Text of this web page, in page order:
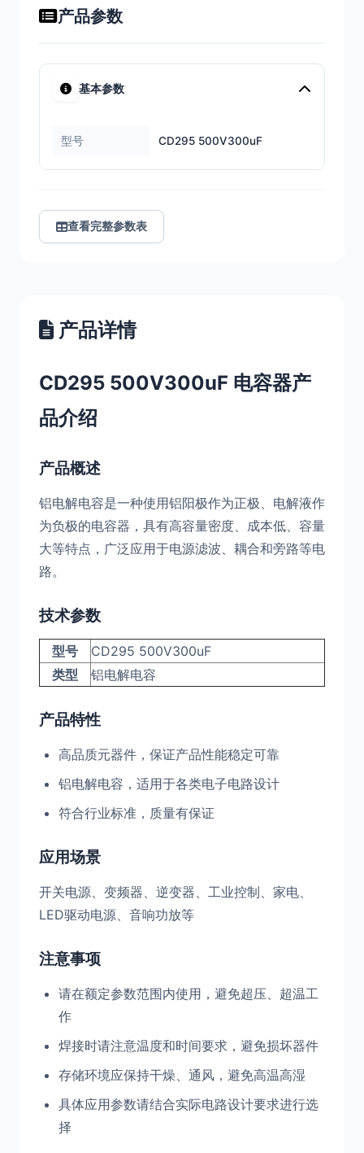
产品参数
基本参数
型号 CD295 500V300uF
查看完整参数表
产品详情
CD295 500V300uF 电容器产
品介绍
产品概述
铝电解电容是一种使用铝阳极作为正极、电解液作
为负极的电容器，具有高容量密度、成本低、容量
大等特点，广泛应用于电源滤波、耦合和旁路等电
路。
技术参数
型号
CD295 500V300uF
类型
铝电解电容
产品特性
高品质元器件，保证产品性能稳定可靠
铝电解电容，适用于各类电子电路设计
符合行业标准，质量有保证
应用场景
开关电源、变频器、逆变器、工业控制、家电、
LED驱动电源、音响功放等
注意事项
请在额定参数范围内使用，避免超压、超温工
作
焊接时请注意温度和时间要求，避免损坏器件
存储环境应保持干燥、通风，避免高温高湿
具体应用参数请结合实际电路设计要求进行选
择